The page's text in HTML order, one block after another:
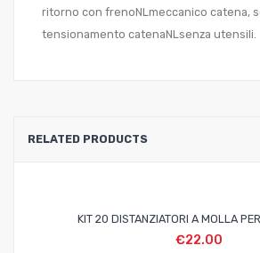
ritorno con frenoNLmeccanico catena,
tensionamento catenaNLsenza utensili.
RELATED PRODUCTS
KIT 20 DISTANZIATORI A MOLLA
€22.00